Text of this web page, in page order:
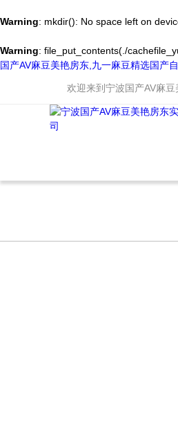
Warning: mkdir(): No space left on
Warning: file_put_contents(./
国产AV麻豆美艳房东,九一麻豆精选国产
欢迎来到 宁波国产AV麻